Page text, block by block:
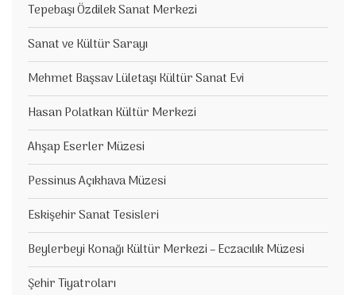
Tepebaşı Özdilek Sanat Merkezi
Sanat ve Kültür Sarayı
Mehmet Başsav Lületaşı Kültür Sanat Evi
Hasan Polatkan Kültür Merkezi
Ahşap Eserler Müzesi
Pessinus Açıkhava Müzesi
Eskişehir Sanat Tesisleri
Beylerbeyi Konağı Kültür Merkezi – Eczacılık Müzesi
Şehir Tiyatroları